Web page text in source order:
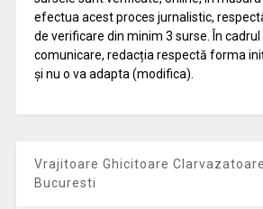
efectua acest proces jurnalistic,
de verificare din minim 3 surse. În
comunicare, redacția respectă forma
și nu o va adapta (modifica).
Vrajitoare Ghicitoare
Bucuresti